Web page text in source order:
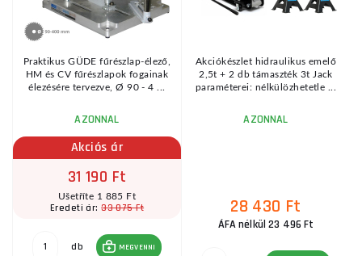
Praktikus GÜDE fűrészlap-élező,
HM és CV fűrészlapok fogainak
élezésére tervezve, Ø 90 - 4 ...
AZONNAL
Akciós ár
31 190 Ft
Ušetříte 1 885 Ft
Eredeti ár:33 075 Ft
db MEGVENNI
Akciókészlet hidraulikus emelő
2,5t + 2 db támaszték 3t Jack
paraméterei: nélkülözhetetle ...
AZONNAL
28 430 Ft
ÁFA nélkül 23 496 Ft